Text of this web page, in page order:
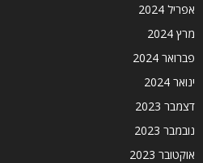
אפריל 2024
מרץ 2024
פברואר 2024
ינואר 2024
דצמבר 2023
נובמבר 2023
אוקטובר 2023